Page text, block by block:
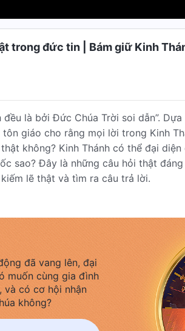
trong đức tin | Bám giữ Kinh
đều là bởi Ðức Chúa Trời soi dẫn”.
giáo cho rằng mọi lời trong Kinh
không? Kinh Thánh có thể đại
sao? Đây là những câu hỏi thật
lẽ thật và tìm ra câu trả lời.
đã vang lên, đại
muốn cùng gia đình
và có cơ hội nhận
không?